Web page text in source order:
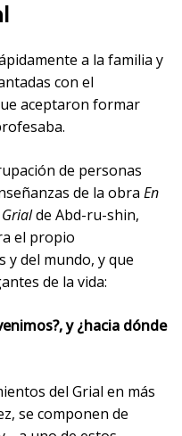
a la familia y
con el
aceptaron formar
de personas
de la obra En
de Abd-ru-shin,
el propio
y del mundo, y que
de la vida:
y ¿hacia dónde
del Grial en más
se componen de